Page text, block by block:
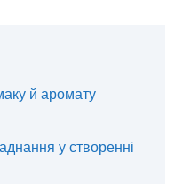
й аромату
у створенні